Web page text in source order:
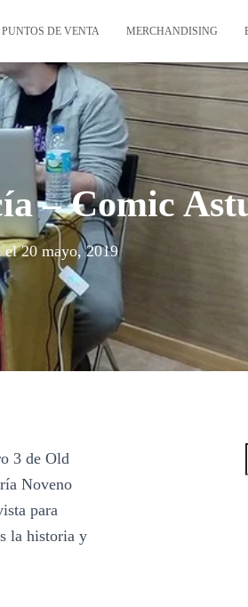
PUNTOS DE VENTA MERCHANDISING
– Comic
el20 mayo, 2019
3 de Old
Noveno
para
la historia y